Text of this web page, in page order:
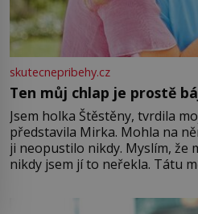
skutecnepribehy.cz
Ten můj chlap je prostě
Jsem holka Štěstěny, tvrdila
představila Mirka. Mohla na
ji neopustilo nikdy. Myslím, že
nikdy jsem jí to neřekla. Tátu
Jsme spolu moc rádi Tehdy